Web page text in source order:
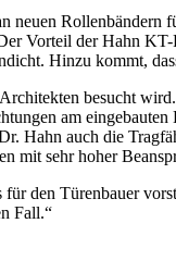
neuen
Vorteil der Hahn
Hinzu kommt,
besucht
am
Hahn auch die
mit sehr hoher
den Türenbauer
Fall.“